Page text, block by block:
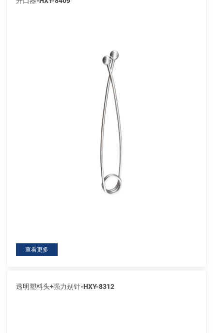
查看更多
透明塑料头+强力别针-HXY-8312